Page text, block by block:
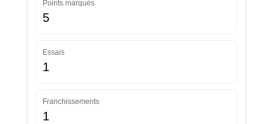
Points marqués
5
Essais
1
Franchissements
1